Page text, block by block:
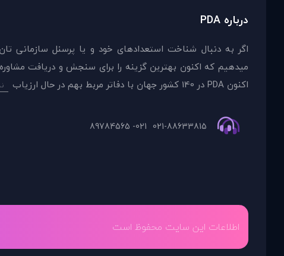
درباره PDA
اگر به دنبال شناخت استعدادهای خود و یا پرسنل سازمانی
اکنون PDA در 140 کشور جهان با دفاتر مربط بهم در حال ارزیاب
021-88633815
021- 89784565
اطلاعات این سایت محفوظ است